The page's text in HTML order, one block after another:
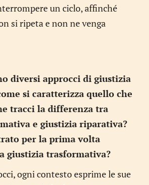
un ciclo, affinché
si ripeta e non ne venga
diversi approcci di giustizia
si caratterizza quello che
tracci la differenza tra
e giustizia riparativa?
per la prima volta
giustizia trasformativa?
ogni contesto esprime le sue